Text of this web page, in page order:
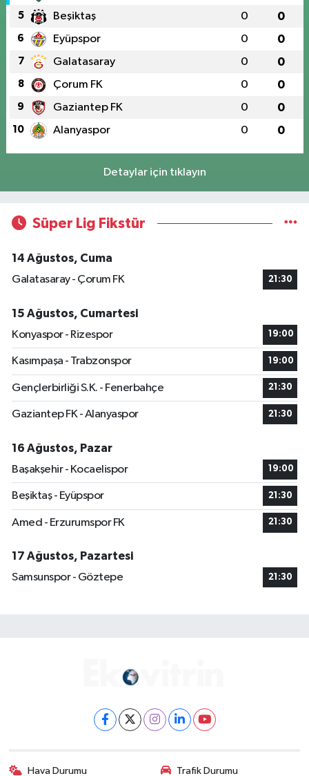
5 Beşiktaş 0 0
6 Eyüpspor 0 0
7 Galatasaray 0 0
8 Çorum FK 0 0
9 Gaziantep FK 0 0
10 Alanyaspor 0 0
Detaylar için tıklayın
Süper Lig Fikstür
14 Ağustos, Cuma
Galatasaray - Çorum FK
21:30
15 Ağustos, Cumartesi
Konyaspor - Rizespor
19:00
Kasımpaşa - Trabzonspor 19:00
Gençlerbirliği S.K. - Fenerbahçe 21:30
Gaziantep FK - Alanyaspor 21:30
16 Ağustos, Pazar
Başakşehir - Kocaelispor
19:00
Beşiktaş - Eyüpspor 21:30
Amed - Erzurumspor FK 21:30
17 Ağustos, Pazartesi
Samsunspor - Göztepe
21:30
Hava Durumu Trafik Durumu